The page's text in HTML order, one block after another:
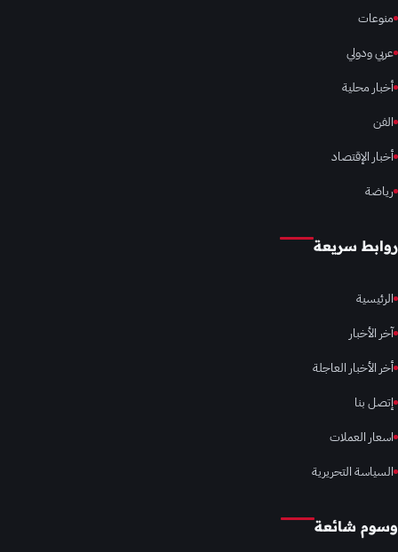
منوعات
عربي ودولي
أخبار محلية
الفن
أخبار الإقتصاد
رياضة
روابط سريعة
الرئيسية
آخر الأخبار
أخر الأخبار العاجلة
إتصل بنا
اسعار العملات
السياسة التحريرية
وسوم شائعة